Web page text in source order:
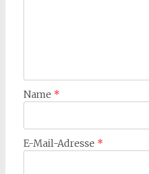
Name *
E-Mail-Adresse *